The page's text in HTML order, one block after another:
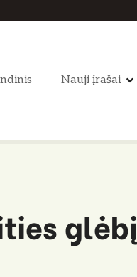
Nauji įrašai
glėbį